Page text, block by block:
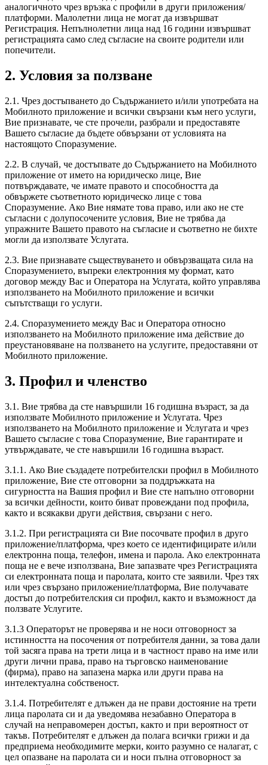
аналогичното чрез връзка с профили в други приложения/
платформи. Малолетни лица не могат да извършват
Регистрация. Непълнолетни лица над 16 години извършват
регистрацията само след съгласие на своите родители или
попечители.
2. Условия за ползване
2.1. Чрез достъпването до Съдържанието и/или употребата на
Мобилното приложение и всички свързани към него услуги,
Вие признавате, че сте прочели, разбрали и предоставяте
Вашето съгласие да бъдете обвързани от условията на
настоящото Споразумение.
2.2. В случай, че достъпвате до Съдържанието на Мобилното
приложение от името на юридическо лице, Вие
потвърждавате, че имате правото и способността да
обвържете съответното юридическо лице с това
Споразумение. Ако Вие нямате това право, или ако не сте
съгласни с долупосочените условия, Вие не трябва да
упражните Вашето правото на съгласие и съответно не бихте
могли да използвате Услугата.
2.3. Вие признавате съществуването и обвързващата сила на
Споразумението, въпреки електронния му формат, като
договор между Вас и Оператора на Услугата, който управлява
използването на Мобилното приложение и всички
съпътстващи го услуги.
2.4. Споразумението между Вас и Оператора относно
използването на Мобилното приложение има действие до
преустановяване на ползването на услугите, предоставяни от
Мобилното приложение.
3. Профил и членство
3.1. Вие трябва да сте навършили 16 годишна възраст, за да
използвате Мобилното приложение и Услугата. Чрез
използването на Мобилното приложение и Услугата и чрез
Вашето съгласие с това Споразумение, Вие гарантирате и
утвърждавате, че сте навършили 16 годишна възраст.
3.1.1. Ако Вие създадете потребителски профил в Мобилното
приложение, Вие сте отговорни за поддръжката на
сигурността на Вашия профил и Вие сте напълно отговорни
за всички дейности, които биват провеждани под профила,
както и всякакви други действия, свързани с него.
3.1.2. При регистрацията си Вие посочвате профил в друго
приложение/платформа, чрез което се идентифицирате и/или
електронна поща, телефон, имена и парола. Ако електронната
поща не е вече използвана, Вие запазвате чрез Регистрацията
си електронната поща и паролата, които сте заявили. Чрез тях
или чрез свързано приложение/платформа, Вие получавате
достъп до потребителския си профил, както и възможност да
ползвате Услугите.
3.1.3 Операторът не проверява и не носи отговорност за
истинността на посочения от потребителя данни, за това дали
той засяга права на трети лица и в частност право на име или
други лични права, право на търговско наименование
(фирма), право на запазена марка или други права на
интелектуална собственост.
3.1.4. Потребителят е длъжен да не прави достояние на трети
лица паролата си и да уведомява незабавно Оператора в
случай на неправомерен достъп, както и при вероятност от
такъв. Потребителят е длъжен да полага всички грижи и да
предприема необходимите мерки, които разумно се налагат, с
цел опазване на паролата си и носи пълна отговорност за